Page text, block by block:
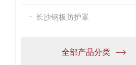
长沙钢板防护罩
全部产品分类